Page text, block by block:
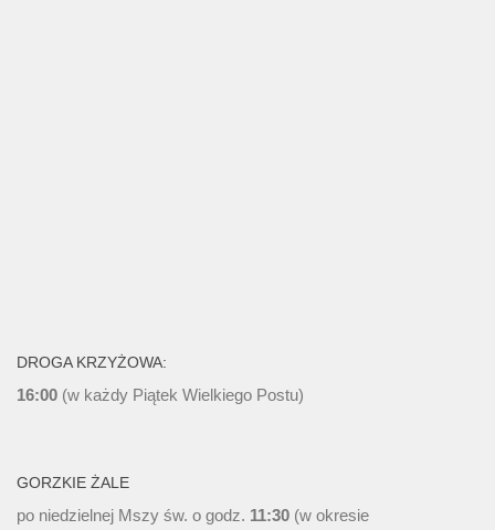
DROGA KRZYŻOWA:
16:00 (w każdy Piątek Wielkiego Postu)
GORZKIE ŻALE
po niedzielnej Mszy św. o godz. 11:30 (w okresie